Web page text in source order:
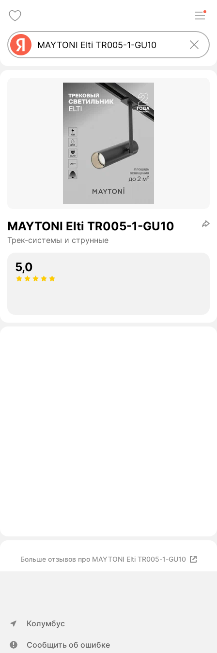
MAYTONI Elti TR005-1-GU10
Трек-системы и струнные
5,0
Больше отзывов про MAYTONI Elti TR005-1-GU10
Колумбус
Сообщить об ошибке